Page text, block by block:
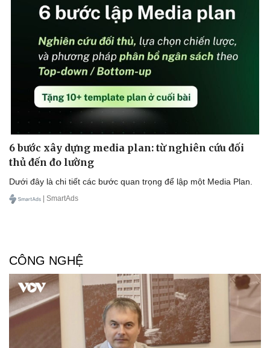
6 bước xây dựng media plan: từ nghiên cứu đối
thủ đến đo lường
Dưới đây là chi tiết các bước quan trọng để lập một Media Plan.
| SmartAds
CÔNG NGHỆ